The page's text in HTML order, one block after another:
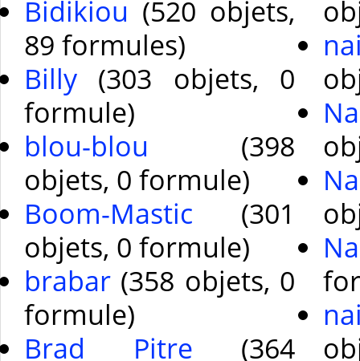
Bidikiou (520 objets,
89 formules)
Billy (303 objets, 0
formule)
blou-blou (398
objets, 0 formule)
Boom-Mastic (301
objets, 0 formule)
brabar (358 objets, 0
formule)
Brad Pitre (364